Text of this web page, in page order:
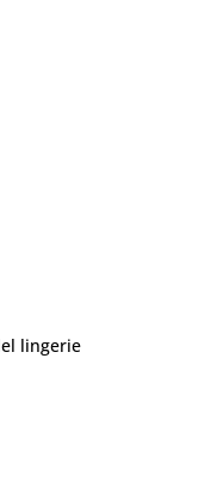
lingerie